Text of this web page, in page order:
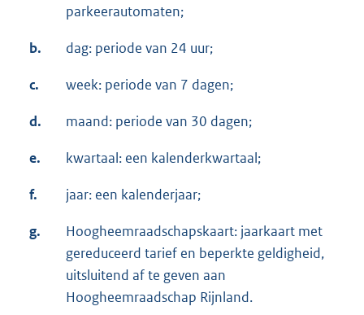
parkeerautomaten;
b. dag: periode van 24 uur;
c. week: periode van 7 dagen;
d. maand: periode van 30 dagen;
e. kwartaal: een kalenderkwartaal;
f. jaar: een kalenderjaar;
g.
Hoogheemraadschapskaart: jaarkaart met
gereduceerd tarief en beperkte geldigheid,
uitsluitend af te geven aan
Hoogheemraadschap Rijnland.